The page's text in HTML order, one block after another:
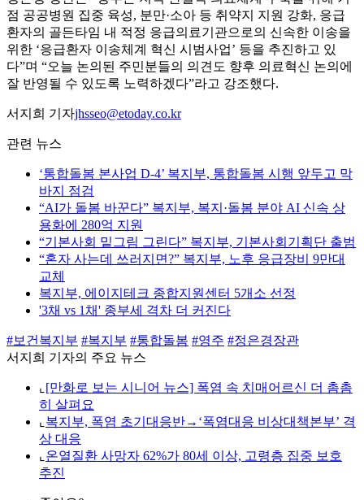
점 공공병원 집중 육성, 분만·소아 등 취약지 지원 강화, 응급
환자의 골든타임 내 적정 응급의료기관으로의 신속한 이송을
위한 ‘응급환자 이송체계 혁신 시범사업’ 등을 추진하고 있
다”며 “오늘 논의된 주민분들의 의견도 향후 의료혁신 논의에
잘 반영될 수 있도록 노력하겠다”라고 강조했다.
서지희 기자jhsseo@etoday.co.kr
관련 뉴스
‘통합돌봄 본사업 D-4’ 복지부, 통합돌봄 시행 앞두고 막
바지 점검
“AI가 돌봄 바꾼다” 복지부, 복지·돌봄 분야 AI 신속 상
용화에 280억 지원
“기본사회 밑그림 그린다” 복지부, 기본사회기획단 출범
“혼자 사는데 쓰러지면?” 복지부, 노후 응급장비 9만대
교체
복지부, 에이지테크 종합지원센터 5개소 선정
'3채 vs 1채' 종부세 격차 더 커진다
#보건복지부 #복지부 #통합돌봄 #영주 #정은경장관
서지희 기자의 주요 뉴스
⌞ [만화로 보는 시니어 뉴스] 폭염 속 치매어르신 더 촘촘
히 살펴요
⌞ 복지부, 폭염 초기대응반→‘폭염대응 비상대책본부’ 격
상 대응
⌞ 온열질환 사망자 62%가 80세 이상, 고령층 집중 보호
추진